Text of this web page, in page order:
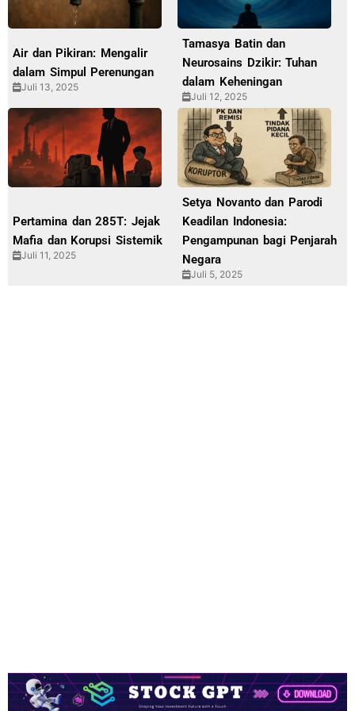
Air dan Pikiran: Mengalir
dalam Simpul Perenungan
Juli 13, 2025
Tamasya Batin dan
Neurosains Dzikir: Tuhan
dalam Keheningan
Juli 12, 2025
Pertamina dan 285T: Jejak
Mafia dan Korupsi Sistemik
Juli 11, 2025
Setya Novanto dan Parodi
Keadilan Indonesia:
Pengampunan bagi Penjarah
Negara
Juli 5, 2025